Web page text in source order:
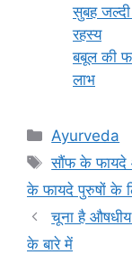
सुबह
रहस्य
बबूल की
लाभ
Categories
Ayurveda
Tags
सौंफ के
के फायदे पुरुषों के
चूना है
के बारे में